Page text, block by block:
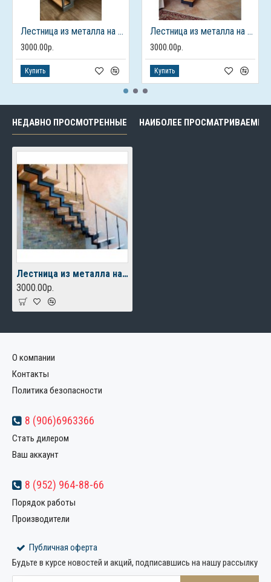
Лестница из металла на 2 этаж
3000.00р.
Купить
Лестница из металла на 2 этаж
3000.00р.
Купить
НЕДАВНО ПРОСМОТРЕННЫЕ НАИБОЛЕЕ ПРОСМАТРИВАЕМЫЕ
Лестница из металла на 2 этаж
3000.00р.
О компании
Контакты
Политика безопасности
8 (906)6963366
Стать дилером
Ваш аккаунт
8 (952) 964-88-66
Порядок работы
Производители
Публичная оферта
Будьте в курсе новостей и акций, подписавшись на нашу рассылку